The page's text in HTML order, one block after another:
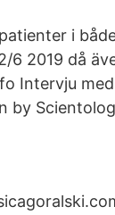
i
6 2019 då
Intervju
by